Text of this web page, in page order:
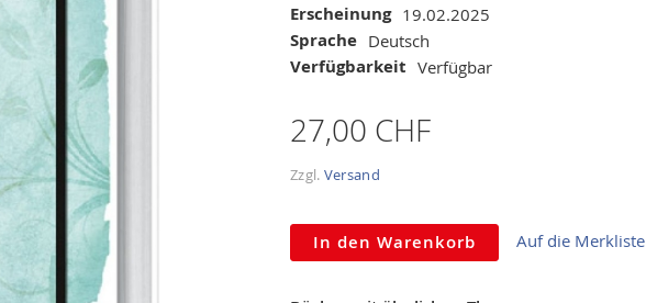
Erscheinung 19.02.2025
Sprache Deutsch
Verfügbarkeit Verfügbar
27,00 CHF
Zzgl. Versand
In den Warenkorb Auf die Merkliste